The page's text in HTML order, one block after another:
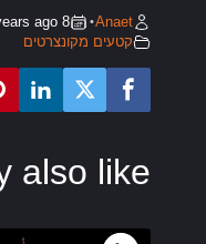
Anaet
•
8 years ago
קטעים מקונצרטים
also like